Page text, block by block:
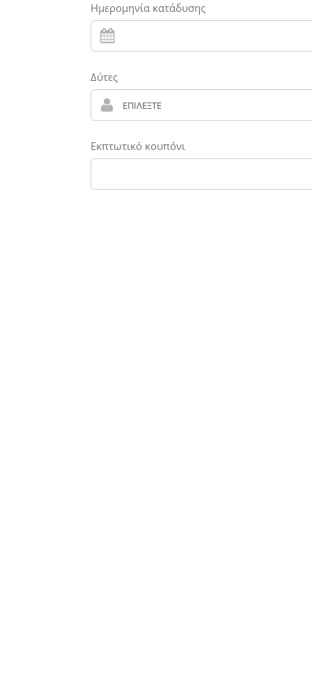
Ημερομηνία κατάδυσης
Δύτες
Εκπτωτικό κουπόνι